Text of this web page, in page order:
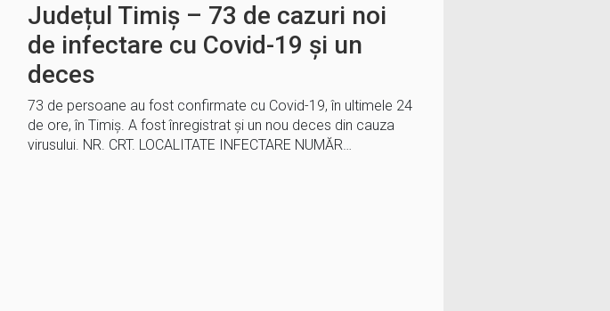
Județul Timiș – 73 de cazuri noi
de infectare cu Covid-19 și un
deces
73 de persoane au fost confirmate cu Covid-19, în ultimele 24
de ore, în Timiș. A fost înregistrat și un nou deces din cauza
virusului. NR. CRT. LOCALITATE INFECTARE NUMĂR…